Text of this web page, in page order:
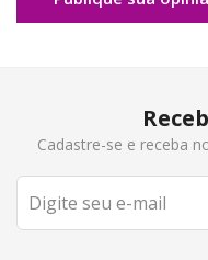
Cadastre-se e receba